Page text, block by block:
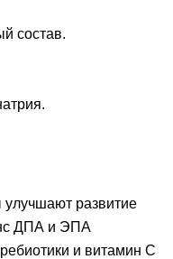
состав.
развитие
ДПА и ЭПА
и витамин С